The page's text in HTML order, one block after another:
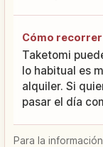
Cómo
Taketomi
lo habitual es
alquiler. Si
pasar el día
Para la